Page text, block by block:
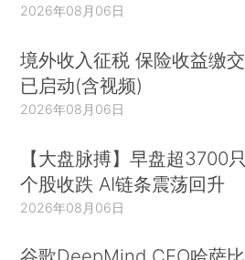
2026年08月06日
境外收入征税 保险收益缴交
已启动(含视频)
2026年08月06日
【大盘脉搏】早盘超3700只
个股收跌 AI链条震荡回升
2026年08月06日